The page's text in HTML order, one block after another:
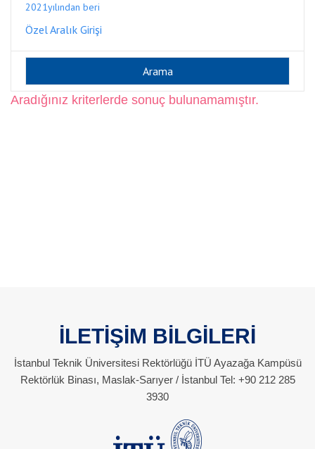
2021yılından beri
Özel Aralık Girişi
Aradığınız kriterlerde sonuç bulunamamıştır.
İLETİŞİM BİLGİLERİ
İstanbul Teknik Üniversitesi Rektörlüğü İTÜ Ayazağa Kampüsü
Rektörlük Binası, Maslak-Sarıyer / İstanbul Tel: +90 212 285
3930